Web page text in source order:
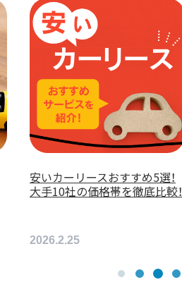
安いカーリースおすすめ5選！
大手10社の価格帯を徹底比較！
2026.2.25